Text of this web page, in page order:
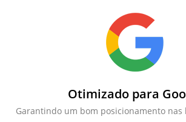
Otimizado para
Garantindo um bom posicionamento nas